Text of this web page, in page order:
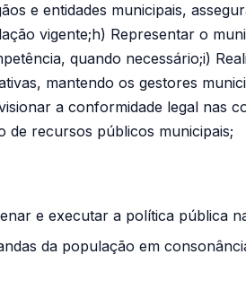
e entidades municipais,
vigente;h) Representar o
quando necessário;i)
mantendo os gestores
a conformidade legal nas
de recursos públicos municipais;
e executar a política pública
da população em